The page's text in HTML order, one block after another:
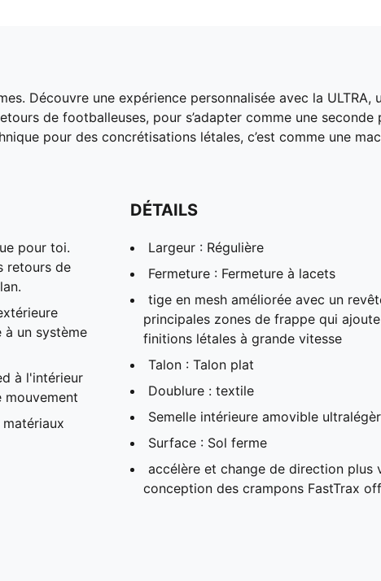
Découvre une expérience personnalisée avec la ULTRA,
de footballeuses, pour s’adapter comme une seconde
pour des concrétisations létales, c’est comme une
pour toi.
retours de
à un système
à l'intérieur
DÉTAILS
Largeur : Régulière
Fermeture : Fermeture à lacets
tige en mesh améliorée avec un
principales zones de frappe qui
finitions létales à grande vitesse
Talon : Talon plat
Doublure : textile
Semelle intérieure amovible
Surface : Sol ferme
accélère et change de direction plus
conception des crampons FastTrax